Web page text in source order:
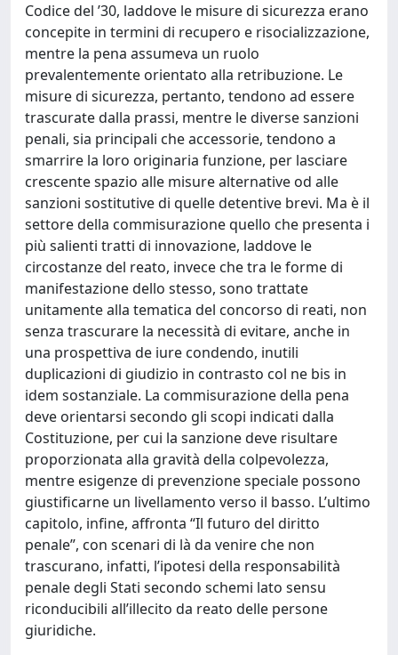
Codice del ’30, laddove le misure di sicurezza erano
concepite in termini di recupero e risocializzazione,
mentre la pena assumeva un ruolo
prevalentemente orientato alla retribuzione. Le
misure di sicurezza, pertanto, tendono ad essere
trascurate dalla prassi, mentre le diverse sanzioni
penali, sia principali che accessorie, tendono a
smarrire la loro originaria funzione, per lasciare
crescente spazio alle misure alternative od alle
sanzioni sostitutive di quelle detentive brevi. Ma è il
settore della commisurazione quello che presenta i
più salienti tratti di innovazione, laddove le
circostanze del reato, invece che tra le forme di
manifestazione dello stesso, sono trattate
unitamente alla tematica del concorso di reati, non
senza trascurare la necessità di evitare, anche in
una prospettiva de iure condendo, inutili
duplicazioni di giudizio in contrasto col ne bis in
idem sostanziale. La commisurazione della pena
deve orientarsi secondo gli scopi indicati dalla
Costituzione, per cui la sanzione deve risultare
proporzionata alla gravità della colpevolezza,
mentre esigenze di prevenzione speciale possono
giustificarne un livellamento verso il basso. L’ultimo
capitolo, infine, affronta “Il futuro del diritto
penale”, con scenari di là da venire che non
trascurano, infatti, l’ipotesi della responsabilità
penale degli Stati secondo schemi lato sensu
riconducibili all’illecito da reato delle persone
giuridiche.